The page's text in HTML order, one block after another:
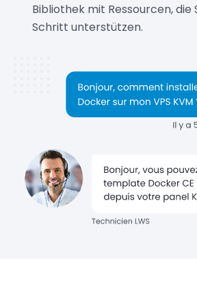
Bibliothek mit Ressourcen, die
Schritt unterstützen.